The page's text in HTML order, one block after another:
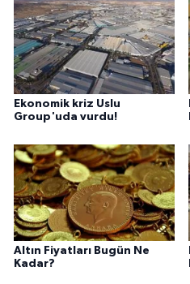
Ekonomik kriz Uslu
Group'uda vurdu!
Altın Fiyatları Bugün Ne
Kadar?